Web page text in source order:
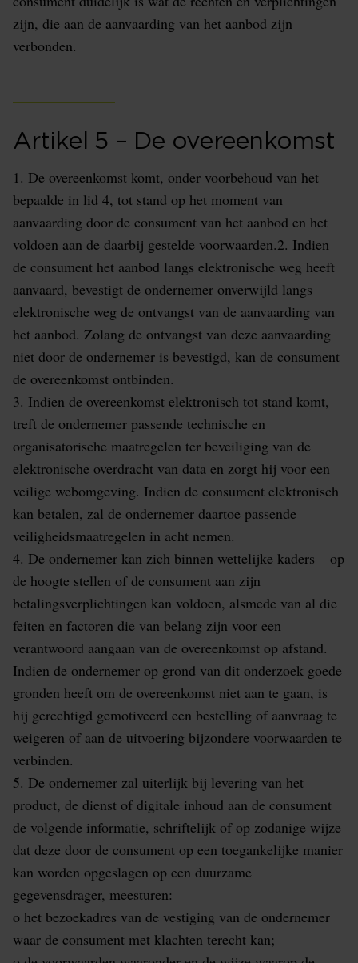
zijn, die aan de aanvaarding van het aanbod zijn
verbonden.
Artikel 5 – De overeenkomst
1. De overeenkomst komt, onder voorbehoud van het
bepaalde in lid 4, tot stand op het moment van
aanvaarding door de consument van het aanbod en het
voldoen aan de daarbij gestelde voorwaarden.2. Indien
de consument het aanbod langs elektronische weg heeft
aanvaard, bevestigt de ondernemer onverwijld langs
elektronische weg de ontvangst van de aanvaarding van
het aanbod. Zolang de ontvangst van deze aanvaarding
niet door de ondernemer is bevestigd, kan de consument
de overeenkomst ontbinden.
3. Indien de overeenkomst elektronisch tot stand komt,
treft de ondernemer passende technische en
organisatorische maatregelen ter beveiliging van de
elektronische overdracht van data en zorgt hij voor een
veilige webomgeving. Indien de consument elektronisch
kan betalen, zal de ondernemer daartoe passende
veiligheidsmaatregelen in acht nemen.
4. De ondernemer kan zich binnen wettelijke kaders – op
de hoogte stellen of de consument aan zijn
betalingsverplichtingen kan voldoen, alsmede van al die
feiten en factoren die van belang zijn voor een
verantwoord aangaan van de overeenkomst op afstand.
Indien de ondernemer op grond van dit onderzoek goede
gronden heeft om de overeenkomst niet aan te gaan, is
hij gerechtigd gemotiveerd een bestelling of aanvraag te
weigeren of aan de uitvoering bijzondere voorwaarden te
verbinden.
5. De ondernemer zal uiterlijk bij levering van het
product, de dienst of digitale inhoud aan de consument
de volgende informatie, schriftelijk of op zodanige wijze
dat deze door de consument op een toegankelijke manier
kan worden opgeslagen op een duurzame
gegevensdrager, meesturen:
o het bezoekadres van de vestiging van de ondernemer
waar de consument met klachten terecht kan;